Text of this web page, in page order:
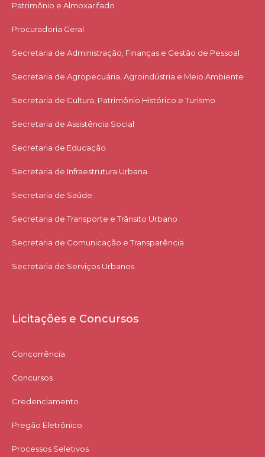
Patrimônio e Almoxarifado
Procuradoria Geral
Secretaria de Administração, Finanças e Gestão de Pessoal
Secretaria de Agropecuária, Agroindústria e Meio Ambiente
Secretaria de Cultura, Patrimônio Histórico e Turismo
Secretaria de Assistência Social
Secretaria de Educação
Secretaria de Infraestrutura Urbana
Secretaria de Saúde
Secretaria de Transporte e Trânsito Urbano
Secretaria de Comunicação e Transparência
Secretaria de Serviços Urbanos
Licitações e Concursos
Concorrência
Concursos
Credenciamento
Pregão Eletrônico
Processos Seletivos